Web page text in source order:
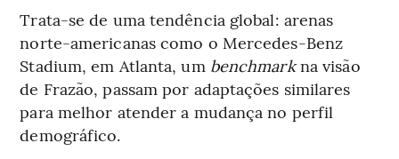
Trata-se de uma tendência global: arenas
norte-americanas como o Mercedes-Benz
Stadium, em Atlanta, um benchmarkna visão
de Frazão, passam por adaptações similares
para melhor atender a mudança no perfil
demográfico.